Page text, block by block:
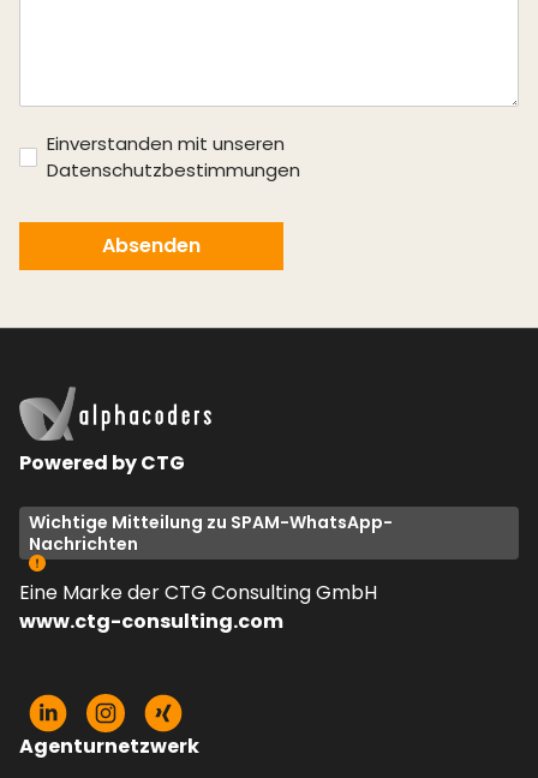
Einverstanden mit unseren
Datenschutzbestimmungen
Powered by CTG
Wichtige Mitteilung zu SPAM-WhatsApp-
Nachrichten
Eine Marke der CTG Consulting GmbH
www.ctg-consulting.com
Agenturnetzwerk